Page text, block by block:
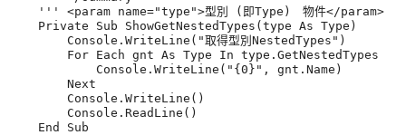
    ''' <param name="type">型別 (即Type)　物件</param>
    Private Sub ShowGetNestedTypes(type As Type)
        Console.WriteLine("取得型別NestedTypes")
        For Each gnt As Type In type.GetNestedTypes
            Console.WriteLine("{0}", gnt.Name)
        Next
        Console.WriteLine()
        Console.ReadLine()
    End Sub